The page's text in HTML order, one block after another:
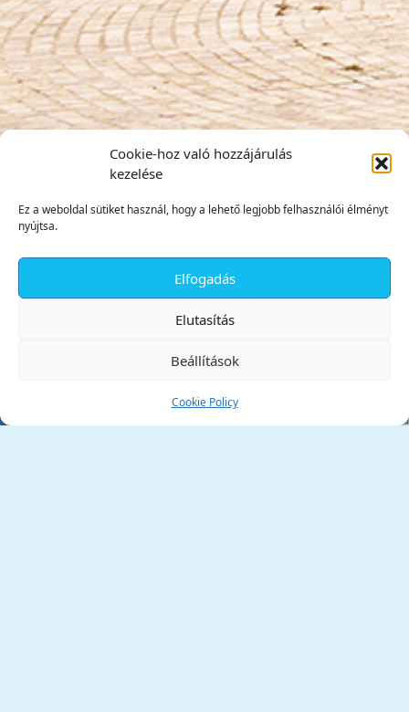
Cookie-hoz való hozzájárulás
kezelése
Ez a weboldal sütiket használ, hogy a lehető legjobb felhasználói élményt
nyújtsa.
Elfogadás
Elutasítás
Beállítások
Cookie Policy
Tata Város Önkormányzata
✕